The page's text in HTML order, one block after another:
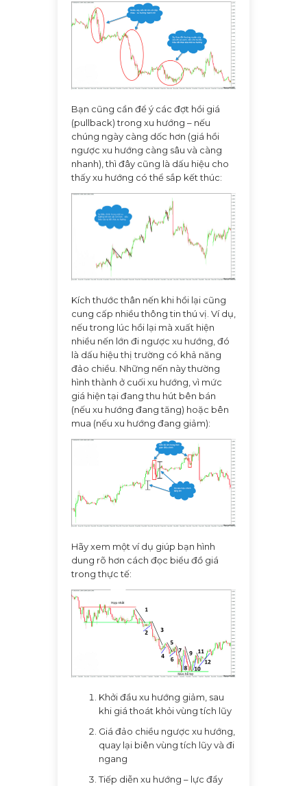
Bạn cũng cần để ý các đợt hồi giá
(pullback) trong xu hướng – nếu
chúng ngày càng dốc hơn (giá hồi
ngược xu hướng càng sâu và càng
nhanh), thì đây cũng là dấu hiệu cho
thấy xu hướng có thể sắp kết thúc:
Kích thước thân nến khi hồi lại cũng
cung cấp nhiều thông tin thú vị. Ví dụ,
nếu trong lúc hồi lại mà xuất hiện
nhiều nến lớn đi ngược xu hướng, đó
là dấu hiệu thị trường có khả năng
đảo chiều. Những nến này thường
hình thành ở cuối xu hướng, vì mức
giá hiện tại đang thu hút bên bán
(nếu xu hướng đang tăng) hoặc bên
mua (nếu xu hướng đang giảm):
Hãy xem một ví dụ giúp bạn hình
dung rõ hơn cách đọc biểu đồ giá
trong thực tế:
Khởi đầu xu hướng giảm, sau
khi giá thoát khỏi vùng tích lũy
Giá đảo chiều ngược xu hướng,
quay lại biên vùng tích lũy và đi
ngang
Tiếp diễn xu hướng – lực đẩy